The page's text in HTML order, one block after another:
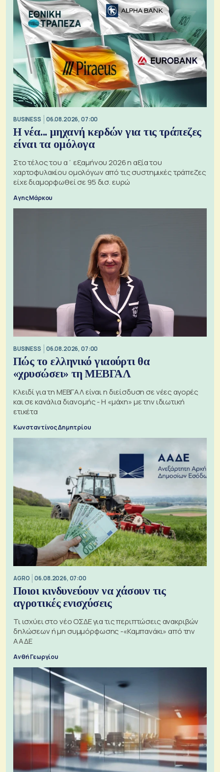
BUSINESS 06.08.2026, 07:00
Η νέα... μηχανή κερδών για τις τράπεζες
είναι τα ομόλογα
Στο τέλος του α΄ εξαμήνου 2026 η αξία του
χαρτοφυλακίου ομολόγων από τις συστημικές τράπεζες
είχε διαμορφωθεί σε 95 δισ. ευρώ
Αγης Μάρκου
BUSINESS 06.08.2026, 07:00
Πώς το ελληνικό γιαούρτι θα
«χρυσώσει» τη ΜΕΒΓΑΛ
Κλειδί για τη ΜΕΒΓΑΛ είναι η διείσδυση σε νέες αγορές
και σε κανάλια διανομής - Η «μάχη» με την ιδιωτική
ετικέτα
Κωνσταντίνος Δημητρίου
AGRO 06.08.2026, 07:00
Ποιοι κινδυνεύουν να χάσουν τις
αγροτικές ενισχύσεις
Τι ισχύει στο νέο ΟΣΔΕ για τις περιπτώσεις ανακριβών
δηλώσεων ή μη συμμόρφωσης -«Καμπανάκι» από την
ΑΑΔΕ
Ανθή Γεωργίου